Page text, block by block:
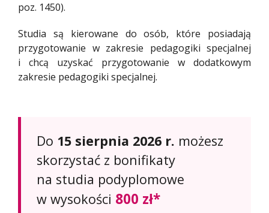
poz. 1450).
Studia są kierowane do osób, które posiadają
przygotowanie w zakresie pedagogiki specjalnej
i chcą uzyskać przygotowanie w dodatkowym
zakresie pedagogiki specjalnej.
Do 15 sierpnia 2026 r. możesz
skorzystać z bonifikaty
na studia podyplomowe
w wysokości 800 zł*